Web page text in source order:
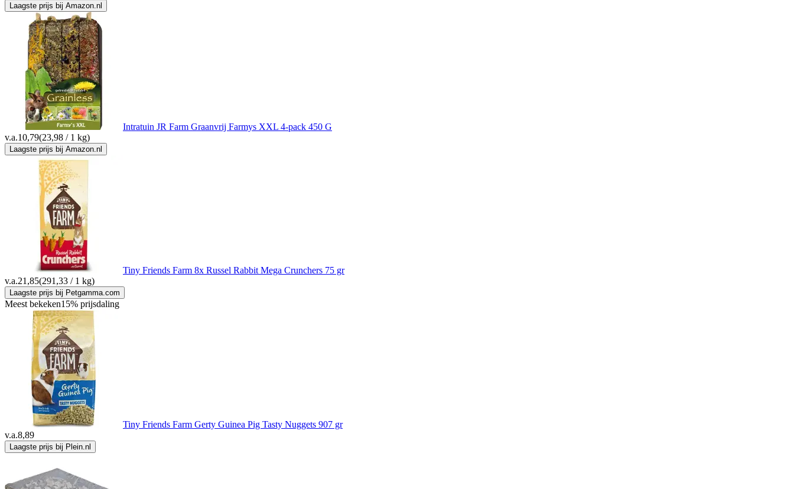
Rosewood(4)
Rosewood Pet(1)
Sanal(1)
Science Selective(1)
Supreme(4)
Tiny Friends Farm
Versele-Laga(4)
Laagste prijs bij Amazon.nl
Intratuin JR Farm Graanvrij Farmys XXL 4-pack 450 G
v.a.10,79(23,98 / 1 kg)
Laagste prijs bij Amazon.nl
Tiny Friends Farm 8x Russel Rabbit Mega Crunchers 75 gr
v.a.21,85(291,33 / 1 kg)
Laagste prijs bij Petgamma.com
Meest bekeken15% prijsdaling
Tiny Friends Farm Gerty Guinea Pig Tasty Nuggets 907 gr
v.a.8,89
Laagste prijs bij Plein.nl